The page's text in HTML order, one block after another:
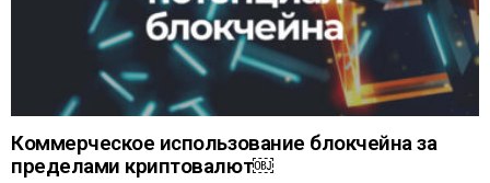
Коммерческое использование блокчейна за
пределами криптовалют￼